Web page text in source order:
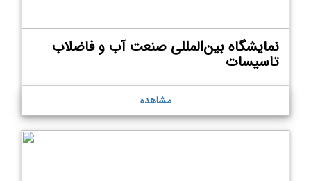
نمایشگاه بین‌المللی صنعت آب و فاضلاب
تاسیسات
مشاهده